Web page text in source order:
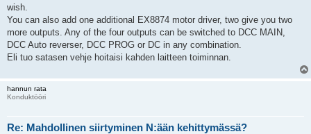
wish.
You can also add one additional EX8874 motor driver, two give you two
more outputs. Any of the four outputs can be switched to DCC MAIN,
DCC Auto reverser, DCC PROG or DC in any combination.
Eli tuo satasen vehje hoitaisi kahden laitteen toiminnan.
hannun rata
Konduktööri
Re: Mahdollinen siirtyminen N:ään kehittymässä?